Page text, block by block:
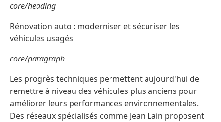
core/heading
Rénovation auto : moderniser et sécuriser les
véhicules usagés
core/paragraph
Les progrès techniques permettent aujourd'hui de
remettre à niveau des véhicules plus anciens pour
améliorer leurs performances environnementales.
Des réseaux spécialisés comme Jean Lain proposent